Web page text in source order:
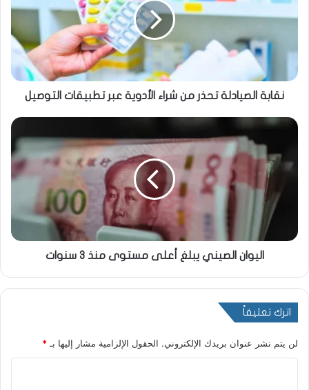
نقابة الصيادلة تحذر من شراء الأدوية عبر تطبيقات التوصيل
اليوان الصيني يبلغ أعلى مستوى منذ 3 سنوات
اترك تعليقاً
لن يتم نشر عنوان بريدك الإلكتروني. الحقول الإلزامية مشار إليها بـ *